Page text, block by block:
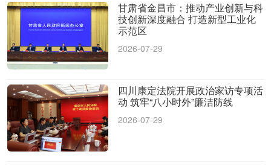
甘肃省金昌市：推动产业创新与科
技创新深度融合 打造新型工业化
示范区
2026-07-29
四川康定法院开展政治家访专项活
动 筑牢“八小时外”廉洁防线
2026-07-29